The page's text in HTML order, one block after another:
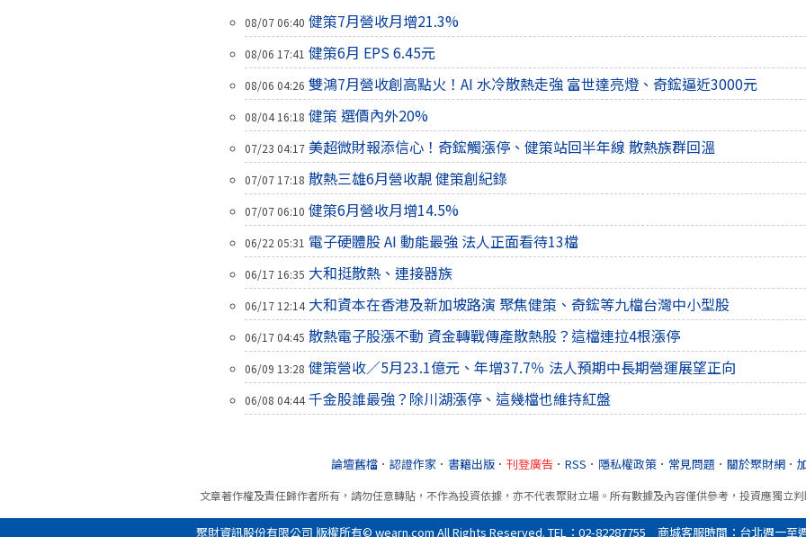
08/07 06:40 健策7月營收月增21.3%
08/06 17:41 健策6月 EPS 6.45元
08/06 04:26 雙鴻7月營收創高點火！AI 水冷散熱走強 富世達亮燈、奇鋐逼近3000元
08/04 16:18 健策 選價內外20%
07/23 04:17 美超微財報添信心！奇鋐觸漲停、健策站回半年線 散熱族群回溫
07/07 17:18 散熱三雄6月營收靚 健策創紀錄
07/07 06:10 健策6月營收月增14.5%
06/22 05:31 電子硬體股 AI 動能最強 法人正面看待13檔
06/17 16:35 大和挺散熱、連接器族
06/17 12:14 大和資本在香港及新加坡路演 聚焦健策、奇鋐等九檔台灣中小型股
06/17 04:45 散熱電子股漲不動 資金轉戰傳產散熱股？這檔連拉4根漲停
06/09 13:28 健策營收／5月23.1億元、年增37.7％ 法人預期中長期營運展望正向
06/08 04:44 千金股誰最強？除川湖漲停、這幾檔也維持紅盤
論壇舊檔． 認證作家． 書籍出版． 刊登廣告 ． RSS ． 隱私權政策． 常見問題 ． 關於聚財網．
文章著作權及責任歸作者所有，請勿任意轉貼，不作為投資依據，亦不代表聚財立場。所有數據及內容僅供參考，投資應獨立
聚財資訊股份有限公司 版權所有© wearn.com All Rights Reserved. TEL：02-82287755 商城客服時間：台北週一至